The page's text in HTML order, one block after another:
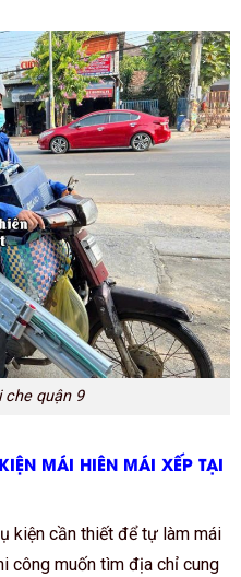
che quận 9
MÁI HIÊN MÁI XẾP TẠI
kiện cần thiết để tự làm mái
công muốn tìm địa chỉ cung